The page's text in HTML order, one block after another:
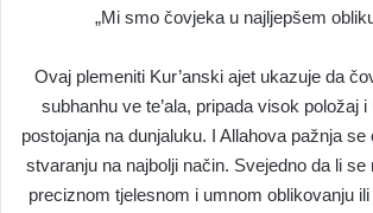
„Mi smo čovjeka u najljepšem
Ovaj plemeniti Kur’anski ajet ukazuje da
subhanhu ve te’ala, pripada visok položaj
postojanja na dunjaluku. I Allahova pažnja se
stvaranju na najbolji način. Svejedno da li se
preciznom tjelesnom i umnom oblikovanju